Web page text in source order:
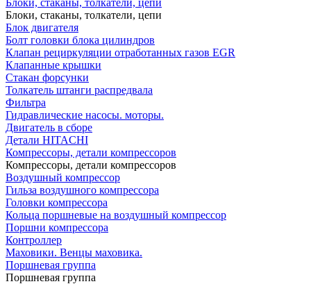
Блоки, стаканы, толкатели, цепи
Блоки, стаканы, толкатели, цепи
Блок двигателя
Болт головки блока цилиндров
Клапан рециркуляции отработанных газов EGR
Клапанные крышки
Стакан форсунки
Толкатель штанги распредвала
Фильтра
Гидравлические насосы. моторы.
Двигатель в сборе
Детали HITACHI
Компрессоры, детали компрессоров
Компрессоры, детали компрессоров
Воздушный компрессор
Гильза воздушного компрессора
Головки компрессора
Кольца поршневые на воздушный компрессор
Поршни компрессора
Контроллер
Маховики. Венцы маховика.
Поршневая группа
Поршневая группа